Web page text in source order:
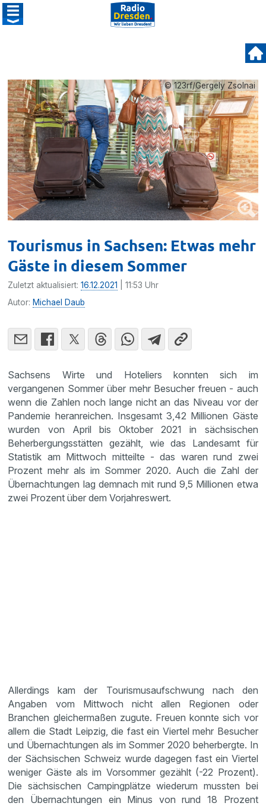
© 123rf/Gergely Zsolnai
Tourismus in Sachsen: Etwas mehr
Gäste in diesem Sommer
Zuletzt aktualisiert:16.12.2021
| 11:53 Uhr
Autor: Michael Daub
Sachsens Wirte und Hoteliers konnten sich im
vergangenen Sommer über mehr Besucher freuen - auch
wenn die Zahlen noch lange nicht an das Niveau vor der
Pandemie heranreichen. Insgesamt 3,42 Millionen Gäste
wurden von April bis Oktober 2021 in sächsischen
Beherbergungsstätten gezählt, wie das Landesamt für
Statistik am Mittwoch mitteilte - das waren rund zwei
Prozent mehr als im Sommer 2020. Auch die Zahl der
Übernachtungen lag demnach mit rund 9,5 Millionen etwa
zwei Prozent über dem Vorjahreswert.
Allerdings kam der Tourismusaufschwung nach den
Angaben vom Mittwoch nicht allen Regionen oder
Branchen gleichermaßen zugute. Freuen konnte sich vor
allem die Stadt Leipzig, die fast ein Viertel mehr Besucher
und Übernachtungen als im Sommer 2020 beherbergte. In
der Sächsischen Schweiz wurde dagegen fast ein Viertel
weniger Gäste als im Vorsommer gezählt (-22 Prozent).
Die sächsischen Campingplätze wiederum mussten bei
den Übernachtungen ein Minus von rund 18 Prozent